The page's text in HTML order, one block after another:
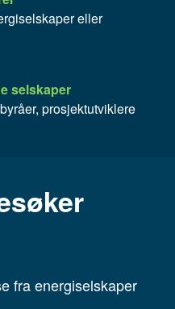
eller
selskaper
prosjektutviklere
fra energiselskaper